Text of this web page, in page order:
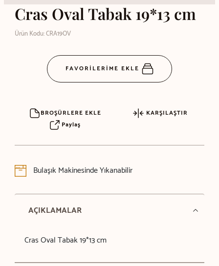
Cras Oval Tabak 19*13 cm
Ürün Kodu: CRA19OV
FAVORİLERİME EKLE
BROŞÜRLERE EKLE
KARŞILAŞTIR
Paylaş
Bulaşık Makinesinde Yıkanabilir
AÇIKLAMALAR
Cras Oval Tabak 19*13 cm